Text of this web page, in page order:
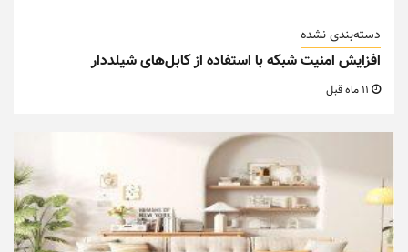
دسته‌بندی نشده
افزایش امنیت شبکه با استفاده از کابل‌های شیلددار